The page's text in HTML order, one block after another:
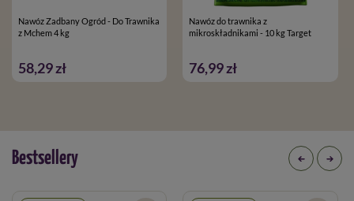
Nawóz Zadbany Ogród - Do Trawnika
z Mchem 4 kg
58,29 zł
Nawóz do trawnika z
mikroskładnikami - 10 kg Target
76,99 zł
Bestsellery